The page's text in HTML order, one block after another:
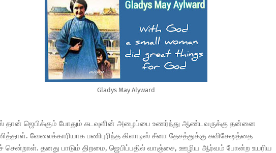
Gladys May Alyward
தான் ஜெபிக்கும் போதும் கடவுளின் அழைப்பை உணர்ந்து ஆண்டவருக்கு தன்னை
வேலைக்காரியாக பணிபுரிந்த கிளாடிஸ் சீனா தேசத்துக்கு சுவிசேஷத்தை
சென்றாள். தனது பாடும் திறமை, ஜெபிப்பதில் வாஞ்சை, ஊழிய ஆர்வம் போன்ற உயரிய